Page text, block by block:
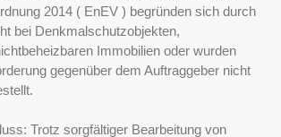
2014 ( EnEV ) begründen sich durch
bei Denkmalschutzobjekten,
Immobilien oder wurden
gegenüber dem Auftraggeber nicht
Trotz sorgfältiger Bearbeitung von